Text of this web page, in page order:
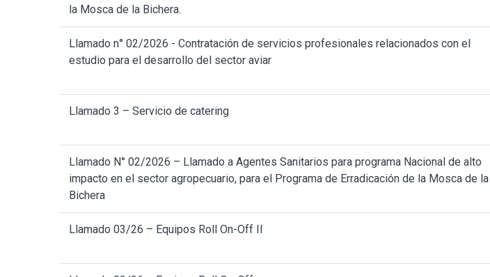
la Mosca de la Bichera.
Llamado n° 02/2026 - Contratación de servicios profesionales relacionados con el
estudio para el desarrollo del sector aviar
Llamado 3 – Servicio de catering
Llamado N° 02/2026 – Llamado a Agentes Sanitarios para programa Nacional de alto
impacto en el sector agropecuario, para el Programa de Erradicación de la Mosca de la
Bichera
Llamado 03/26 – Equipos Roll On-Off II